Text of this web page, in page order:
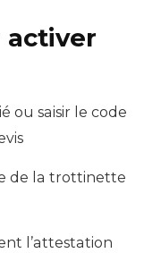
activer
ou saisir le code
de la trottinette
l’attestation